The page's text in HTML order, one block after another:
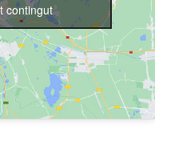
contingut